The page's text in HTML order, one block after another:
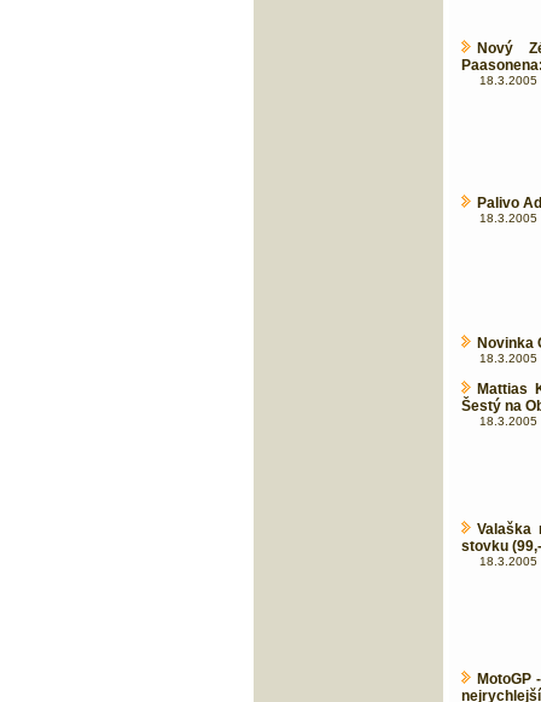
Nový
18.3.2005
Palivo
18.3.2005
Novinka
18.3.2005
Mattias
Šestý na
18.3.2005
Valaška
stovku
18.3.2005
MotoGP
nejrychlejší